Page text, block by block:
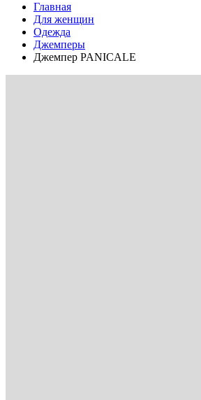
Главная
Для женщин
Одежда
Джемперы
Джемпер PANICALE